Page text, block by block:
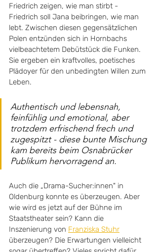
Friedrich zeigen, wie man stirbt -
Friedrich soll Jana beibringen, wie man
lebt. Zwischen diesen gegensätzlichen
Polen entzünden sich in Hornbachs
vielbeachtetem Debütstück die Funken.
Sie ergeben ein kraftvolles, poetisches
Plädoyer für den unbedingten Willen zum
Leben.
Authentisch und lebensnah,
feinfühlig und emotional, aber
trotzdem erfrischend frech und
zugespitzt - diese bunte Mischung
kam bereits beim Osnabrücker
Publikum hervorragend an.
Auch die „Drama-Sucher:innen" in
Oldenburg konnte es überzeugen. Aber
wie wird es jetzt auf der Bühne im
Staatstheater sein? Kann die
Inszenierung von Franziska Stuhr
überzeugen? Die Erwartungen vielleicht